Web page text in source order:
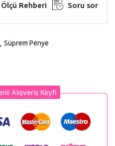
Ölçü Rehberi Soru sor
Süprem Penye
Alışveriş Keyfi